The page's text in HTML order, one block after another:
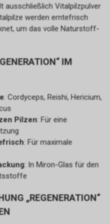
ausschließlich Vitalpilzpulver
werden erntefrisch
um das volle Naturstoff-
IM
: Cordyceps, Reishi, Hericium,
Pilzen: Für eine
: Für maximale
: In Miron-Glas für den
„REGENERATION“